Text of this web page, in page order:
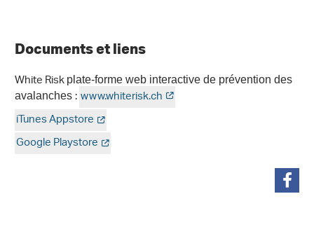
Documents et liens
White Risk plate-forme web interactive de prévention des
avalanches :www.whiterisk.ch
iTunes Appstore
Google Playstore